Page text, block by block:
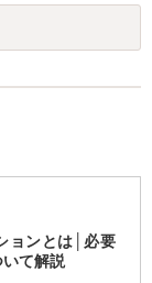
かに相談をして、
が安全です。イ
士会などを頼りに
ョンとは│必要
て解説